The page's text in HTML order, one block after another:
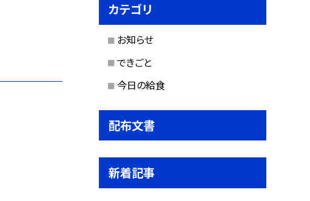
カテゴリ
お知らせ
できごと
今日の給食
配布文書
新着記事